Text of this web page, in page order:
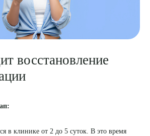
восстановление
в клинике от 2 до 5 суток. В это время